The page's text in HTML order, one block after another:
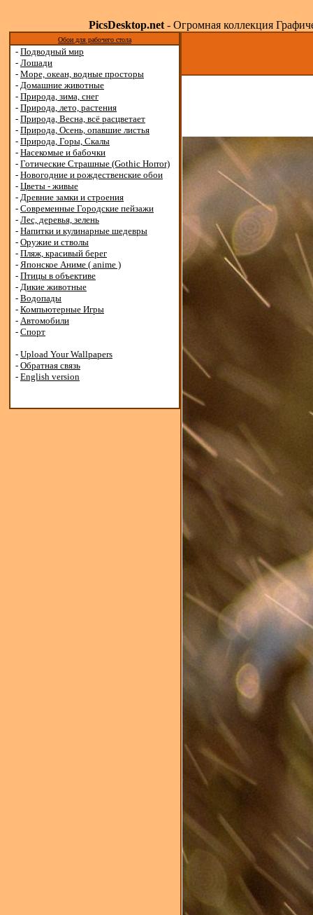
PicsDesktop.net- Огромная коллекция
Обои для рабочего стола
- Подводный мир
- Лошади
- Море, океан, водные просторы
- Домашние животные
- Природа, зима, снег
- Природа, лето, растения
- Природа, Весна, всё расцветает
- Природа, Осень, опавшие листья
- Природа, Горы, Скалы
- Насекомые и бабочки
- Готические Страшные (Gothic Horror)
- Новогодние и рождественские обои
- Цветы - живые
- Древние замки и строения
- Современные Городские пейзажи
- Лес, деревья, зелень
- Напитки и кулинарные шедевры
- Оружие и стволы
- Пляж, красивый берег
- Японское Аниме ( anime )
- Птицы в объективе
- Дикие животные
- Водопады
- Компьютерные Игры
- Автомобили
- Спорт
- Upload Your Wallpapers
- Обратная связь
- English version